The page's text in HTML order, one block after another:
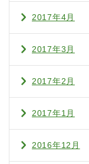
2017年4月
2017年3月
2017年2月
2017年1月
2016年12月